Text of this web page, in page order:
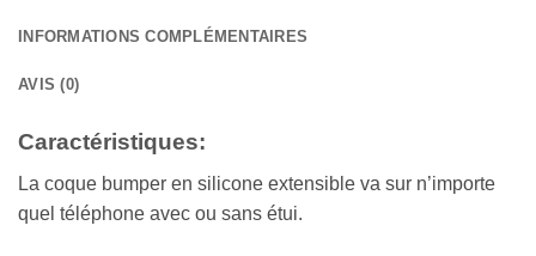
INFORMATIONS COMPLÉMENTAIRES
AVIS (0)
Caractéristiques:
La coque bumper en silicone extensible va sur n’importe
quel téléphone avec ou sans étui.